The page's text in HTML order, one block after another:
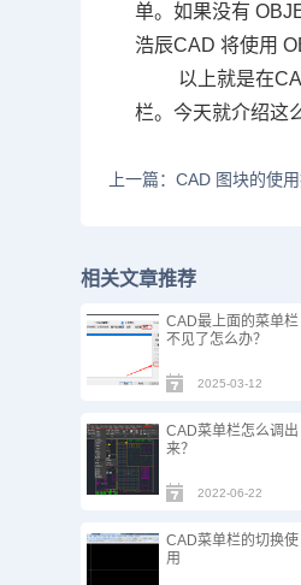
单。如果没有
浩辰CAD将使用
以上就是在
栏。今天就介绍这
上一篇：CAD 图块的使
相关文章推荐
CAD最上面的菜单栏
不见了怎么办？
2025-03-12
CAD菜单栏怎么调出
来？
2022-06-22
CAD菜单栏的切换使
用